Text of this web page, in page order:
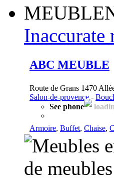
Inaccurate
ABC MEUBLE
Route de Grans 1470
Salon-de-provence-
See phone
Armoire, Buffet, Chaise,